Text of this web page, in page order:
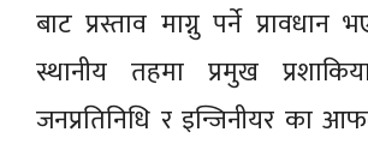
बाट प्रस्ताव माग्नु पर्ने प्रावधान
स्थानीय तहमा प्रमुख
जनप्रतिनिधि र इन्जिनीयर का